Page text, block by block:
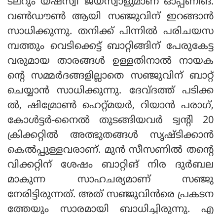
വണ്‍ഡൗണ്‍ ആയി സഞ്ജുവിന് ഇറങ്ങാന്‍
സാധിക്കുന്നു. തനിക്ക് പിന്നില്‍ പരിചയസ
മ്പത്തും വെടിക്കെട്ട് ബാറ്റിങ്ങിന് പേരുകേട്ട
വരുമായ താരങ്ങള്‍ ഉള്ളതിനാല്‍ നായക
ന്റെ സമ്മര്‍ദങ്ങളില്ലാതെ സഞ്ജുവിന് ബാറ്റ്
ചെയ്യാന്‍ സാധിക്കുന്നു. ദേവ്ദത്ത് പടിക്ക
ല്‍, ഷിമ്രോണ്‍ ഹെറ്റ്മയര്‍, റിയാന്‍ പരാഗ്,
കോള്‍ട്ടര്‍-നൈല്‍ തുടങ്ങിയവര്‍ ട്വന്റി 20
ക്രിക്കറ്റില്‍ അത്ഭുതങ്ങള്‍ സൃഷ്ടിക്കാന്‍
കെല്‍പ്പുള്ളവരാണ്. മുന്‍ സീസണില്‍ തന്റെ
വിക്കറ്റിന് ശേഷം ബാറ്റിങ് നിര ദുര്‍ബല
മാകുന്ന സാഹചര്യമാണ് സഞ്ജു
നേരിട്ടിരുന്നത്. അത് സഞ്ജുവിന്‍രെ പ്രകടന
ത്തേയും സാരമായി ബാധിച്ചിരുന്നു. എ